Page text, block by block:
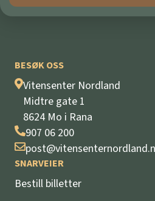
BESØK OSS
Vitensenter Nordland
Midtre gate 1
8624 Mo i Rana
907 06 200
SNARVEIER
Bestill billetter